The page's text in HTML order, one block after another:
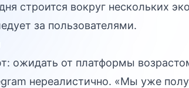
строится вокруг нескольких
за пользователями.
ожидать от платформы
нереалистично. «Мы уже